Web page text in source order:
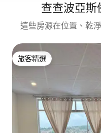
查查波亞斯
這些房源在位置、乾
旅客精選
旅客精選